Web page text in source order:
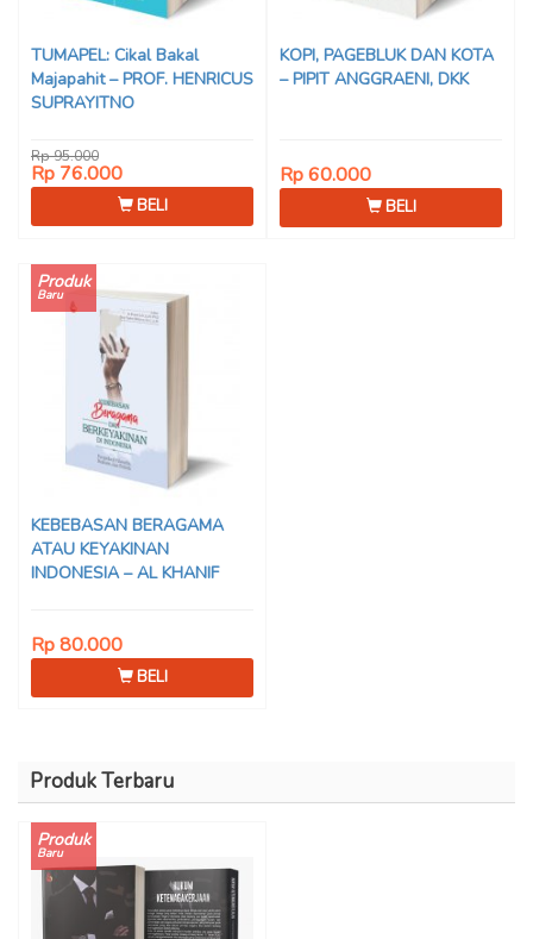
TUMAPEL: Cikal Bakal
Majapahit – PROF. HENRICUS
SUPRAYITNO
Rp 95.000
Rp 76.000
BELI
KOPI, PAGEBLUK DAN KOTA
– PIPIT ANGGRAENI, DKK
Rp 60.000
BELI
Produk
Baru
KEBEBASAN BERAGAMA
ATAU KEYAKINAN
INDONESIA – AL KHANIF
Rp 80.000
BELI
Produk Terbaru
Produk
Baru